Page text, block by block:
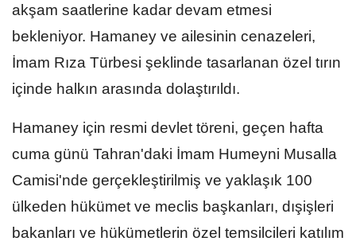
akşam saatlerine kadar devam etmesi
bekleniyor. Hamaney ve ailesinin cenazeleri,
İmam Rıza Türbesi şeklinde tasarlanan özel tırın
içinde halkın arasında dolaştırıldı.
Hamaney için resmi devlet töreni, geçen hafta
cuma günü Tahran'daki İmam Humeyni Musalla
Camisi'nde gerçekleştirilmiş ve yaklaşık 100
ülkeden hükümet ve meclis başkanları, dışişleri
bakanları ve hükümetlerin özel temsilcileri katılım